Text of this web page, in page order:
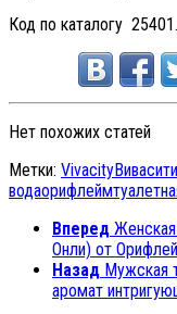
Код по каталогу 25401.
Нет похожих статей
Метки: VivacityВивасити
водаорифлейм
Вперед
Онли) от
Назад Мужская
аромат